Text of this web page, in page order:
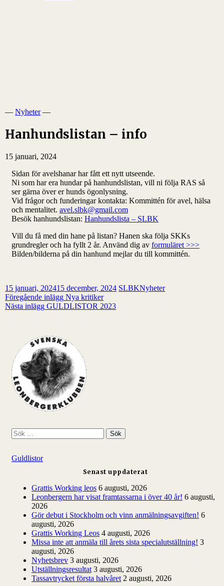
—Nyheter—
Hanhundslistan – info
15 januari, 2024
Sidan för avelshanar har fått ett nytt utseende.
Ni som har era hundar på hanhundslistan, vill ni följa RAS så
ser gärna över er hunds ögonlysning.
Vid frågor och funderingar kontakta: Kommittén för avel, hälsa
och mentalitet. avel.slbk@gmail.com
Besök hanhundslistan: Hanhundslista – SLBK
Vill du få med din hane på listan? Hanen ska följa SKKs
grundregler och ha fyllt 2 år. Använd dig av formuläret >>>
Bilden/bilderna på din hanhund mejlar du till kommittén.
15 januari, 202415 december, 2024 SLBKNyheter
Inläggsnavigering
Föregående inlägg Nya kritiker
Nästa inlägg GULDLISTOR 2023
S
ö
e
Guldlistor
Senast uppdaterat
Grattis Working leos 6 augusti, 2026
Leonbergern har visat framtassarna i över 40 år! 6 augusti,
2026
Gör debut i Stockholm och vinn anmälningsavgiften! 6
augusti, 2026
Grattis Working Leos 4 augusti, 2026
Missa inte att anmäla till årets sista specialutställning! 3
augusti, 2026
Nyhetsbrev 3 augusti, 2026
Utställningsresultat 3 augusti, 2026
Tassavtrycket första halvåret 2 augusti, 2026